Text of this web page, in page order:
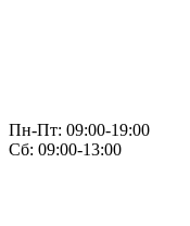
Пн-Пт: 09:00-19:00
Сб: 09:00-13:00